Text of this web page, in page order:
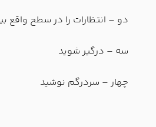
دو – انتظارات را در سطح واقع
سه – درگیر شوید
چهار – سردرگم نوشید